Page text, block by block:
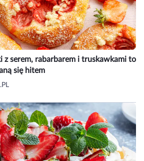
z serem, rabarbarem i truskawkami to
się hitem